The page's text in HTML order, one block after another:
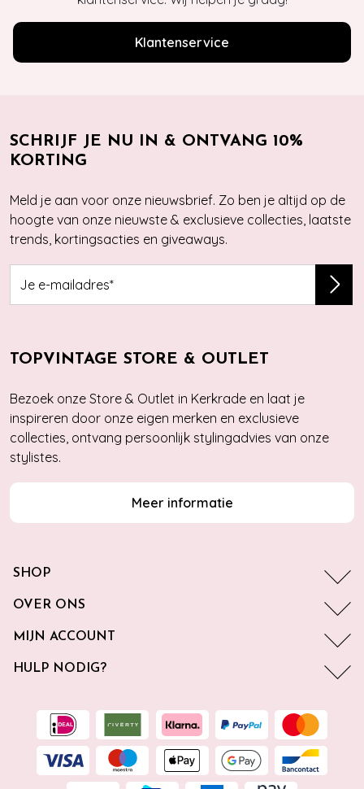
Klantenservice
SCHRIJF JE NU IN & ONTVANG 10%
KORTING
Meld je aan voor onze nieuwsbrief. Zo ben je altijd op de
hoogte van onze nieuwste & exclusieve collecties, laatste
trends, kortingsacties en giveaways.
TOPVINTAGE STORE & OUTLET
Bezoek onze Store & Outlet in Kerkrade en laat je
inspireren door onze eigen merken en exclusieve
collecties, ontvang persoonlijk stylingadvies van onze
stylistes.
Meer informatie
SHOP
OVER ONS
MIJN ACCOUNT
HULP NODIG?